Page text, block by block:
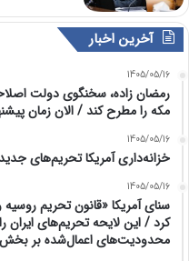
آخرین اخبار
1405/05/16
رمضان زاده، سخنگوی دولت
مکه را مطرح کند / الان زمان
1405/05/16
خزانه‌داری آمریکا تحریم‌های
1405/05/16
سنای آمریکا «قانون تحریم
کرد / این لایحه تحریم‌های ایران
محدودیت‌های اعمال‌شده بر بخش